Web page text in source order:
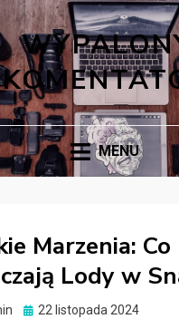
MENU
Marzenia: Co
Lody w
Posted
22 listopada 2024